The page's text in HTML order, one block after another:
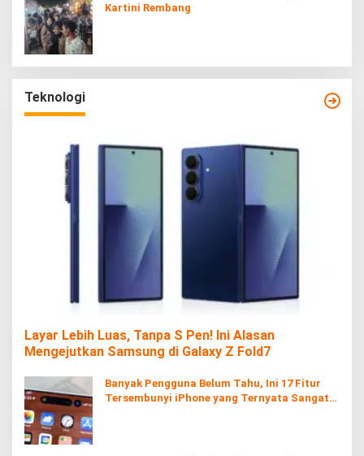
Kartini Rembang
Teknologi
Layar Lebih Luas, Tanpa S Pen! Ini Alasan
Mengejutkan Samsung di Galaxy Z Fold7
Banyak Pengguna Belum Tahu, Ini 17 Fitur
Tersembunyi iPhone yang Ternyata Sangat